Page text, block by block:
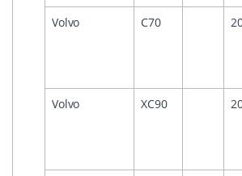
Volvo
C70
Volvo
XC90